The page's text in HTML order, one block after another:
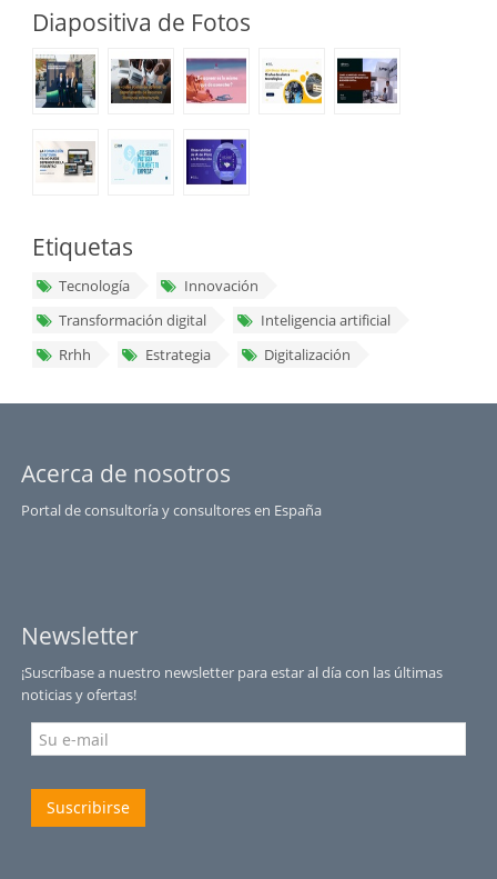
Diapositiva de Fotos
Etiquetas
Tecnología
Innovación
Transformación digital
Inteligencia artificial
Rrhh
Estrategia Digitalización
Acerca de nosotros
Portal de consultoría y consultores en España
Newsletter
¡Suscríbase a nuestro newsletter para estar al día con las últimas
noticias y ofertas!
Suscribirse